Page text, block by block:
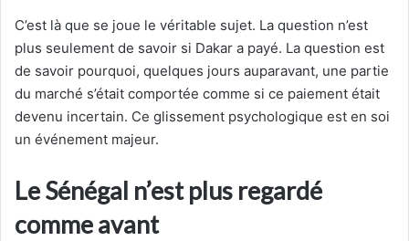
C’est là que se joue le véritable sujet. La question n’est
plus seulement de savoir si Dakar a payé. La question est
de savoir pourquoi, quelques jours auparavant, une partie
du marché s’était comportée comme si ce paiement était
devenu incertain. Ce glissement psychologique est en soi
un événement majeur.
Le Sénégal n’est plus regardé
comme avant